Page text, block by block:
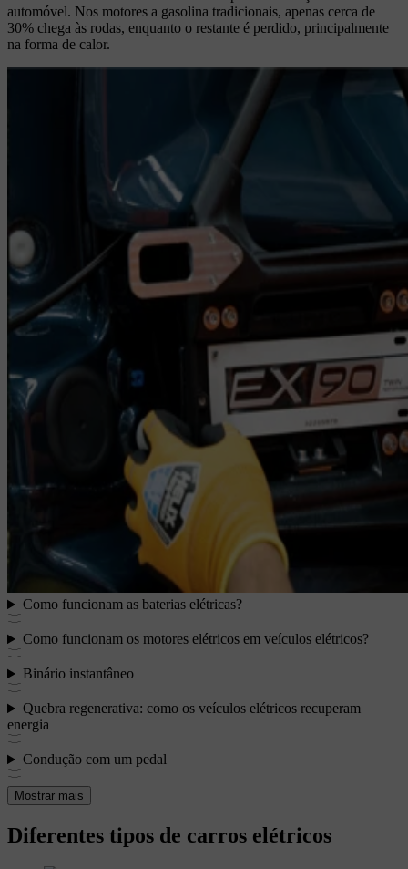
automóvel. Nos motores a gasolina tradicionais, apenas cerca de
30% chega às rodas, enquanto o restante é perdido, principalmente
na forma de calor.
Como funcionam as baterias elétricas?
Como funcionam os motores elétricos em veículos elétricos?
Binário instantâneo
Quebra regenerativa: como os veículos elétricos recuperam
energia
Condução com um pedal
Mostrar mais
Diferentes tipos de carros elétricos